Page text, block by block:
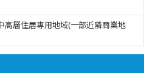
高層住居専用地域(一部近隣商業地